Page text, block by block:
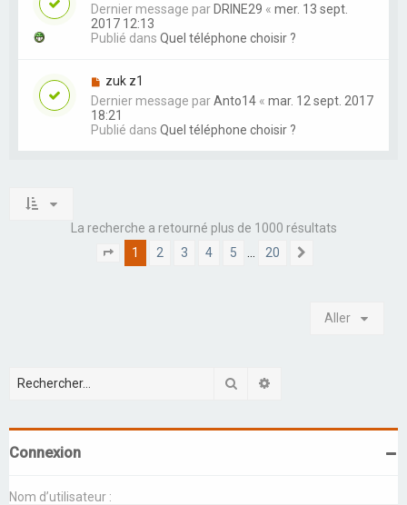
Dernier message parDRINE29 « mer. 13 sept.
2017 12:13
Publié dans Quel téléphone choisir ?
zuk z1
Dernier message parAnto14 « mar. 12 sept. 2017
18:21
Publié dans Quel téléphone choisir ?
La recherche a retourné plus de 1000 résultats
Page
1sur 20
1 2 3 4 5 20
Aller
Rechercher
Connexion
Nom d’utilisateur :